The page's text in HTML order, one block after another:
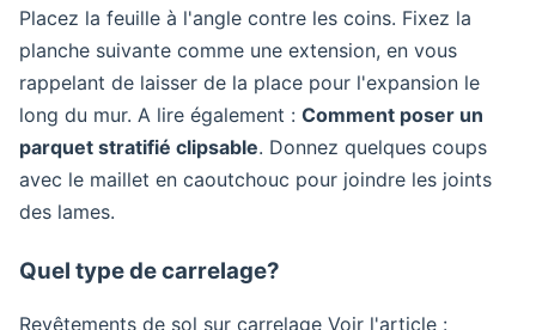
Placez la feuille à l'angle contre les coins. Fixez la
planche suivante comme une extension, en vous
rappelant de laisser de la place pour l'expansion le
long du mur. A lire également : Comment poser un
parquet stratifié clipsable. Donnez quelques coups
avec le maillet en caoutchouc pour joindre les joints
des lames.
Quel type de carrelage?
Revêtements de sol sur carrelage Voir l'article :